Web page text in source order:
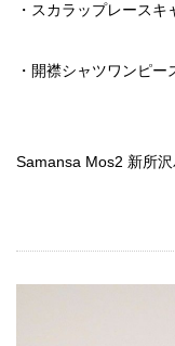
・スカラップレースキ
・開襟シャツワンピー
Samansa Mos2 新所沢